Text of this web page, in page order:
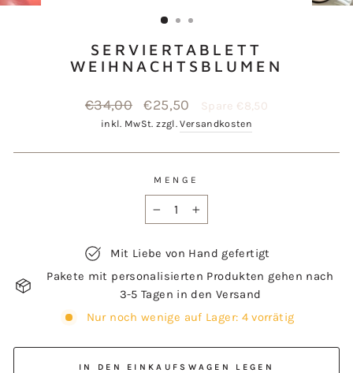
ESC)
SERVIERTABLETT
WEIHNACHTSBLUMEN
Normaler
Preis
€34,00 Sonderpreis
€25,50 Spare €8,50
inkl. MwSt. zzgl.Versandkosten
MENGE
Mit Liebe von Hand gefertigt
Pakete mit personalisierten Produkten gehen nach
3-5 Tagen in den Versand
Nur noch wenige auf Lager: 4 vorrätig
IN DEN EINKAUFSWAGEN LEGEN